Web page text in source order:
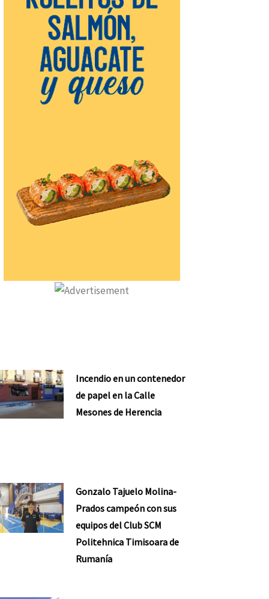
Incendio en un contenedor
de papel en la Calle
Mesones de Herencia
Gonzalo Tajuelo Molina-
Prados campeón con sus
equipos del Club SCM
Politehnica Timisoara de
Rumanía